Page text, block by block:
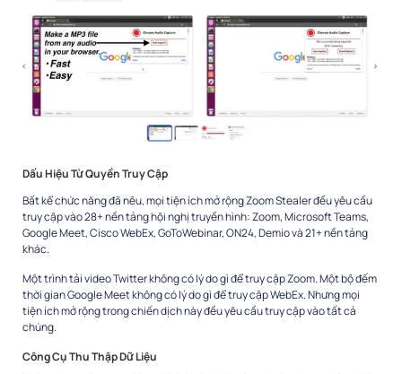
Dấu Hiệu Từ Quyền Truy Cập
Bất kể chức năng đã nêu, mọi tiện ích mở rộng Zoom Stealer đều yêu cầu
truy cập vào 28+ nền tảng hội nghị truyền hình: Zoom, Microsoft Teams,
Google Meet, Cisco WebEx, GoToWebinar, ON24, Demio và 21+ nền tảng
khác.​
Một trình tải video Twitter không có lý do gì để truy cập Zoom. Một bộ đếm
thời gian Google Meet không có lý do gì để truy cập WebEx. Nhưng mọi
tiện ích mở rộng trong chiến dịch này đều yêu cầu truy cập vào tất cả
chúng.​
Công Cụ Thu Thập Dữ Liệu